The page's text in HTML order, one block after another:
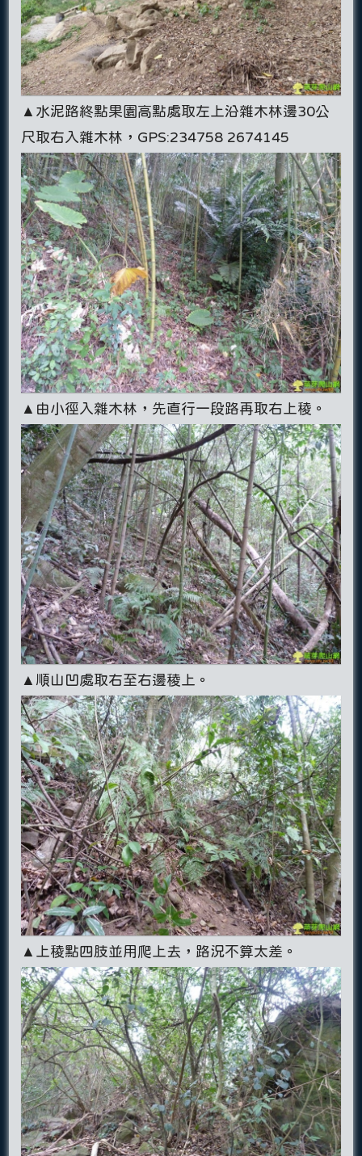
▲水泥路終點果園高點處取左上沿雜木林邊30公
尺取右入雜木林，GPS:234758 2674145
▲由小徑入雜木林，先直行一段路再取右上稜。
▲順山凹處取右至右邊稜上。
▲上稜點四肢並用爬上去，路況不算太差。